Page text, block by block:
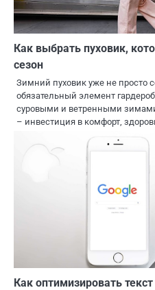
Как выбрать пуховик,
сезон
Зимний пуховик уже не просто
обязательный элемент
суровыми и ветренными
– инвестиция в комфорт,
Как оптимизировать